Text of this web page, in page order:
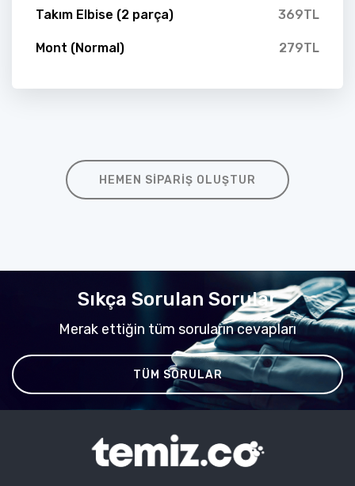
Takım Elbise (2 parça) 369TL
Mont (Normal) 279TL
HEMEN SIPARIŞ OLUŞTUR
Sıkça Sorulan Sorular
Merak ettiğin tüm soruların cevapları
TÜM SORULAR